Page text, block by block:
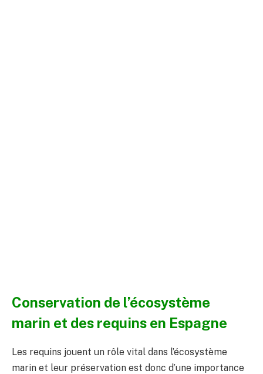
Conservation de l’écosystème
marin et des requins en Espagne
Les requins jouent un rôle vital dans l’écosystème
marin et leur préservation est donc d’une importance